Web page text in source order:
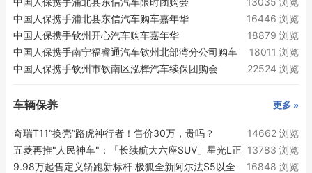
中国人保携手浦北县东信汽车购车嘉年华
16446 浏览
中国人保携手钦州开心汽车购车嘉年华
18879 浏览
中国人保携手南宁福睿通汽车钦州北部湾分公司购车
嘉年华
18011 浏览
中国人保携手钦州市钦南区泓桦汽车续保团购会
22524 浏览
车辆保养 更多 »
奇瑞T11“换壳”路虎神行者！售价30万，贵吗？
14662 浏览
五菱再推"人民神车"：「长续航大六座SUV」星光L正
式亮相！
13783 浏览
9.98万起售定义轿跑新标杆 极狐全新阿尔法S5以全
16848 浏览